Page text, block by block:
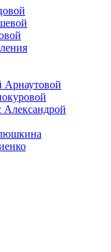
Арнаутовой
Александрой